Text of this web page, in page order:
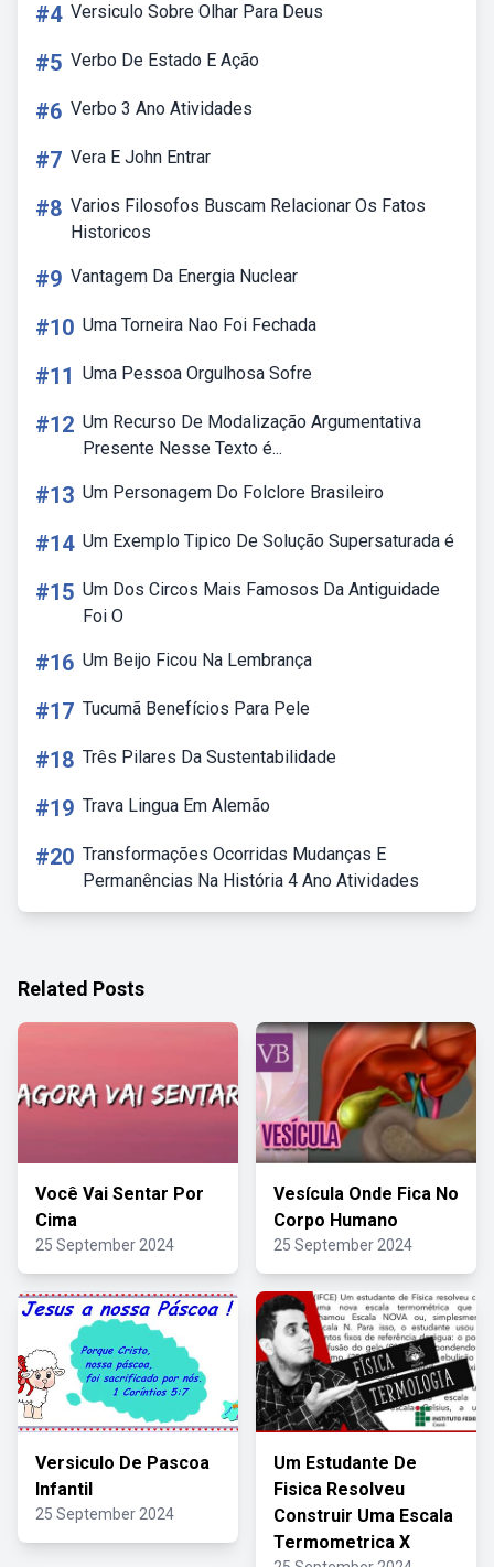
#4 Versiculo Sobre Olhar Para Deus
#5 Verbo De Estado E Ação
#6 Verbo 3 Ano Atividades
#7 Vera E John Entrar
#8 Varios Filosofos Buscam Relacionar Os Fatos
Historicos
#9 Vantagem Da Energia Nuclear
#10 Uma Torneira Nao Foi Fechada
#11 Uma Pessoa Orgulhosa Sofre
#12 Um Recurso De Modalização Argumentativa
Presente Nesse Texto é...
#13 Um Personagem Do Folclore Brasileiro
#14 Um Exemplo Tipico De Solução Supersaturada é
#15 Um Dos Circos Mais Famosos Da Antiguidade
Foi O
#16 Um Beijo Ficou Na Lembrança
#17 Tucumã Benefícios Para Pele
#18 Três Pilares Da Sustentabilidade
#19 Trava Lingua Em Alemão
#20 Transformações Ocorridas Mudanças E
Permanências Na História 4 Ano Atividades
Related Posts
Você Vai Sentar Por
Cima
25 September 2024
Vesícula Onde Fica No
Corpo Humano
25 September 2024
Versiculo De Pascoa
Infantil
25 September 2024
Um Estudante De
Fisica Resolveu
Construir Uma Escala
Termometrica X